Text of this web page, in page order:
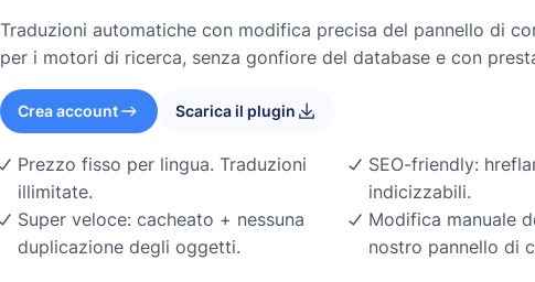
Traduzioni automatiche con modifica precisa del pannello di
per i motori di ricerca, senza gonfiore del database e con
Crea account Scarica il plugin
Prezzo fisso per lingua. Traduzioni
illimitate.
Super veloce: cacheato + nessuna
duplicazione degli oggetti.
SEO-friendly:
indicizzabili.
Modifica manuale
nostro pannello di